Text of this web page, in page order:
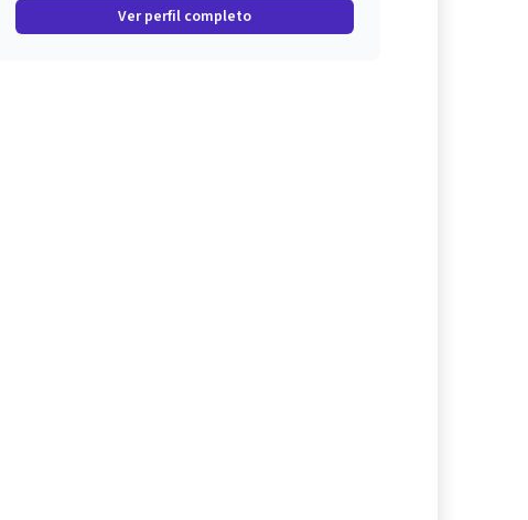
Ver perfil completo